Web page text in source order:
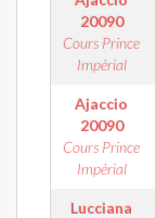
20090
Cours Prince
Impérial
Ajaccio
20090
Cours Prince
Impérial
Lucciana